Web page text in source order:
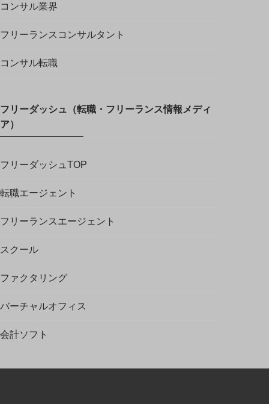
コンサル業界
フリーランスコンサルタント
コンサル転職
フリーダッシュ（転職・フリーランス情報メディ
ア）
フリーダッシュTOP
転職エージェント
フリーランスエージェント
スクール
ファクタリング
バーチャルオフィス
会計ソフト